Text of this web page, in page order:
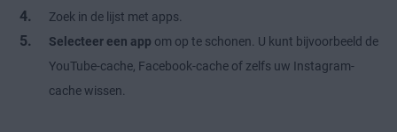
Zoek in de lijst met apps.
Selecteer een app om op te schonen. U kunt bijvoorbeeld de
YouTube-cache, Facebook-cache of zelfs uw Instagram-
cache wissen.